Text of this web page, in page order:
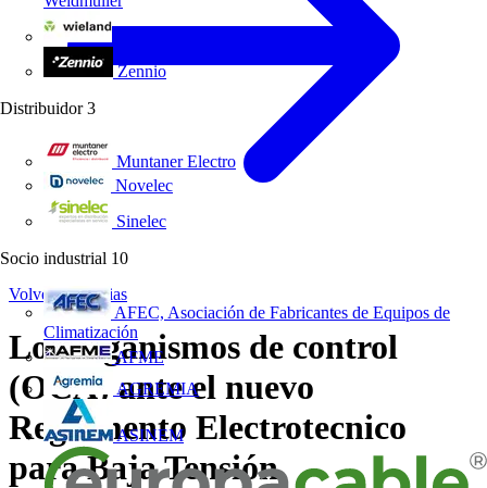
Zennio
Distribuidor 3
Muntaner Electro
Novelec
Sinelec
Socio industrial 10
AFEC, Asociación de Fabricantes de Equipos de
Climatización
AFME
AGREMIA
ASINEM
Volver a Noticias
Los organismos de control
(OCA) ante el nuevo
Reglamento Electrotecnico
para Baja Tensión